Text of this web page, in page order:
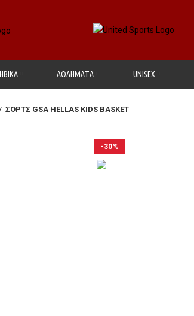
ΑΘΛΗΜΑΤΑ UΝΙSΕΧ
ΣΟΡΤΣ GSA HELLAS KIDS BASKET
-30%